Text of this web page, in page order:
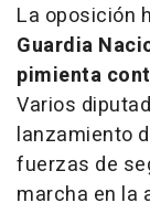
La oposición
Guardia
pimienta
Varios
lanzamiento
fuerzas de
marcha en la